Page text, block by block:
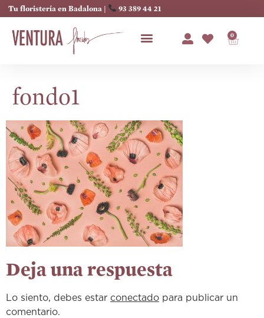
Tu floristería en Badalona | 93 389 44 21
0
fondo1
Deja una respuesta
Lo siento, debes estar conectado para publicar un
comentario.